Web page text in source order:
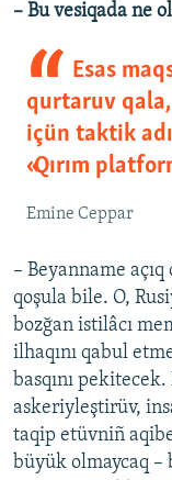
– Bu vesiqada ne
Esas
qurtaruv
içün taktik
«Qırım
Emine Ceppar
– Beyanname
qoşula bile. O,
bozğan istilâcı
ilhaqını qabul
basqını
askeriyleştirüv,
taqip etüvniñ
büyük olmaycaq –